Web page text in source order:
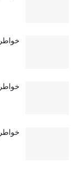
خواطر 10 - الحلقة 12 - حلول إبداعية
خواطر 10 - الحلقة 5 - لبنة المجتمع
خواطر 10 - الحلقة 19 - أرض العنصرية الرخوة